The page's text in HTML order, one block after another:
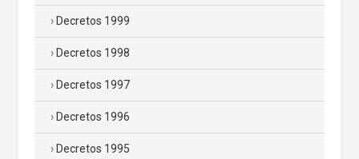
Decretos 1999
Decretos 1998
Decretos 1997
Decretos 1996
Decretos 1995